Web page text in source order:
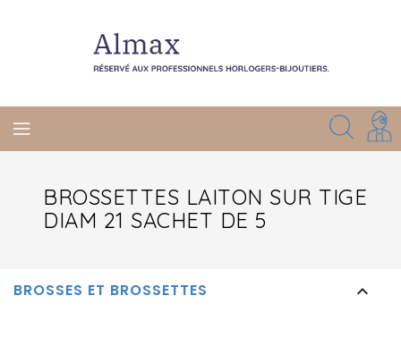
BROSSETTES LAITON SUR TIGE
DIAM 21 SACHET DE 5
BROSSES ET BROSSETTES 